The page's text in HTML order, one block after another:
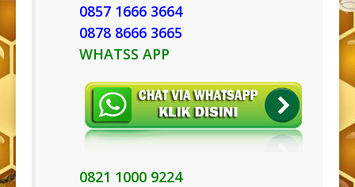
0857 1666 3664
0878 8666 3665
WHATSS APP
0821 1000 9224